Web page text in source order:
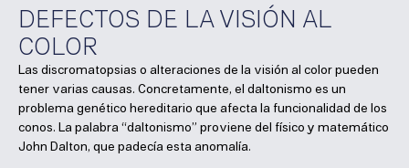
DEFECTOS DE LA VISIÓN AL
COLOR
Las discromatopsias o alteraciones de la visión al color pueden
tener varias causas. Concretamente, el daltonismo es un
problema genético hereditario que afecta la funcionalidad de los
conos. La palabra “daltonismo” proviene del físico y matemático
John Dalton, que padecía esta anomalía.